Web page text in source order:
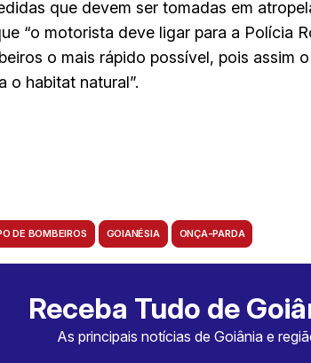
que devem ser tomadas em
“o motorista deve ligar para a Polícia
o mais rápido possível, pois assim
o habitat natural”.
DE BOMBEIROS GOIANÉSIA ONÇA-PARDA
Receba Tudo de
As principais notícias de Goiânia e